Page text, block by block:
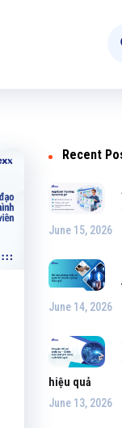
Recent
June 15, 2026
June 14, 2026
hiệu quả
June 13, 2026